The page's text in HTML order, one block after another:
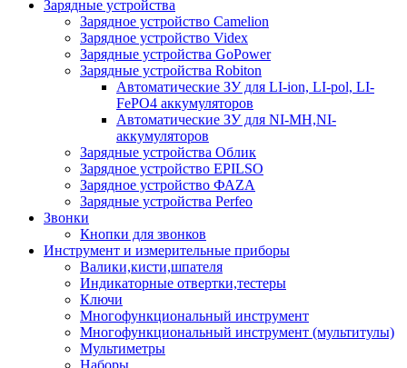
Зарядные устройства
Зарядное устройство Camelion
Зарядное устройство Videx
Зарядные устройства GoPower
Зарядные устройства Robiton
Автоматические ЗУ для LI-ion, LI-pol, LI-
FePO4 аккумуляторов
Автоматические ЗУ для NI-MH,NI-
аккумуляторов
Зарядные устройства Облик
Зарядное устройство EPILSO
Зарядное устройство ФАZА
Зарядные устройства Perfeo
Звонки
Кнопки для звонков
Инструмент и измерительные приборы
Валики,кисти,шпателя
Индикаторные отвертки,тестеры
Ключи
Многофункциональный инструмент
Многофункциональный инструмент (мультитулы)
Мультиметры
Наборы